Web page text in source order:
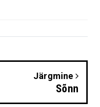
Järgmine
Sõnn